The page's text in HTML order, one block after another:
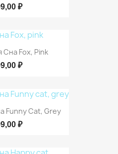
₽
Сна Fox, Pink
₽
Funny Cat, Grey
₽